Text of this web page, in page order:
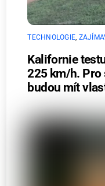
TECHNOLOGIE,
Kalifornie
225 km/h. Pro
budou mít